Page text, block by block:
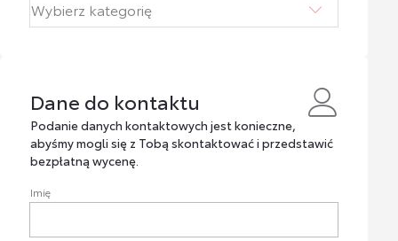
Dane do kontaktu
Dane do kontaktu
Podanie danych kontaktowych jest konieczne,
abyśmy mogli się z Tobą skontaktować i przedstawić
bezpłatną wycenę.
Imię